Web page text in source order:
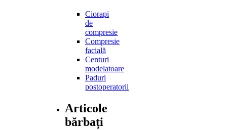
Ciorapi
de
compresie
Compresie
facială
Centuri
modelatoare
Paduri
postoperatorii
Articole
bărbați